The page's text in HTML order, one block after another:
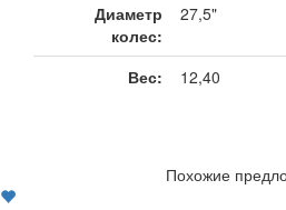
Диаметр
колес:
27,5"
Вес: 12,40
Похожие